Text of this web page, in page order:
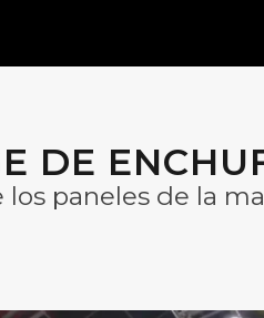
DE
paneles de la